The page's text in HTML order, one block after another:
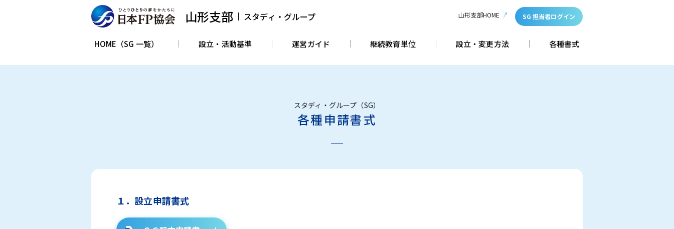
山形支部 スタディ・グループ 山形支部HOME SG 担当者ログイン
HOME（SG 一覧） 設立・活動基準 運営ガイド 継続教育単位 設立・変更方法 各種書式
スタディ・グループ（SG）
各種申請書式
１．設立申請書式